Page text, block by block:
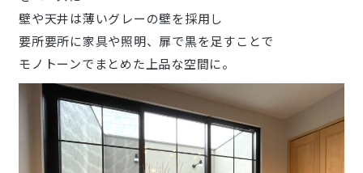
壁や天井は薄いグレーの壁を採用し
要所要所に家具や照明、扉で黒を足すことで
モノトーンでまとめた上品な空間に。